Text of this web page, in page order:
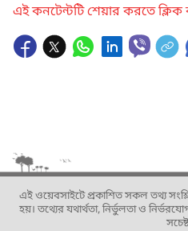
এই কনটেন্টটি শেয়ার করতে
এই ওয়েবসাইটে প্রকাশিত সকল তথ্য
হয়। তথ্যের যথার্থতা, নির্ভুলতা ও